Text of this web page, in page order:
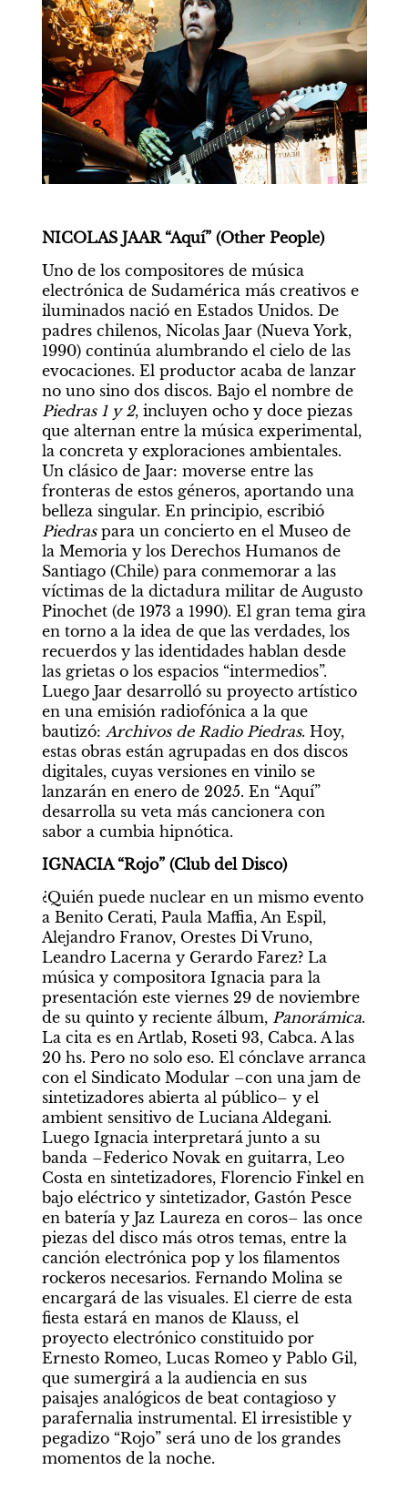
NICOLAS JAAR “Aquí” (Other People)
Uno de los compositores de música
electrónica de Sudamérica más creativos e
iluminados nació en Estados Unidos. De
padres chilenos, Nicolas Jaar (Nueva York,
1990) continúa alumbrando el cielo de las
evocaciones. El productor acaba de lanzar
no uno sino dos discos. Bajo el nombre de
Piedras 1 y 2, incluyen ocho y doce piezas
que alternan entre la música experimental,
la concreta y exploraciones ambientales.
Un clásico de Jaar: moverse entre las
fronteras de estos géneros, aportando una
belleza singular. En principio, escribió
Piedras para un concierto en el Museo de
la Memoria y los Derechos Humanos de
Santiago (Chile) para conmemorar a las
víctimas de la dictadura militar de Augusto
Pinochet (de 1973 a 1990). El gran tema gira
en torno a la idea de que las verdades, los
recuerdos y las identidades hablan desde
las grietas o los espacios “intermedios”.
Luego Jaar desarrolló su proyecto artístico
en una emisión radiofónica a la que
bautizó: Archivos de Radio Piedras. Hoy,
estas obras están agrupadas en dos discos
digitales, cuyas versiones en vinilo se
lanzarán en enero de 2025. En “Aquí”
desarrolla su veta más cancionera con
sabor a cumbia hipnótica.
IGNACIA “Rojo” (Club del Disco)
¿Quién puede nuclear en un mismo evento
a Benito Cerati, Paula Maffia, An Espil,
Alejandro Franov, Orestes Di Vruno,
Leandro Lacerna y Gerardo Farez? La
música y compositora Ignacia para la
presentación este viernes 29 de noviembre
de su quinto y reciente álbum, Panorámica.
La cita es en Artlab, Roseti 93, Cabca. A las
20 hs. Pero no solo eso. El cónclave arranca
con el Sindicato Modular –con una jam de
sintetizadores abierta al público– y el
ambient sensitivo de Luciana Aldegani.
Luego Ignacia interpretará junto a su
banda –Federico Novak en guitarra, Leo
Costa en sintetizadores, Florencio Finkel en
bajo eléctrico y sintetizador, Gastón Pesce
en batería y Jaz Laureza en coros– las once
piezas del disco más otros temas, entre la
canción electrónica pop y los filamentos
rockeros necesarios. Fernando Molina se
encargará de las visuales. El cierre de esta
fiesta estará en manos de Klauss, el
proyecto electrónico constituido por
Ernesto Romeo, Lucas Romeo y Pablo Gil,
que sumergirá a la audiencia en sus
paisajes analógicos de beat contagioso y
parafernalia instrumental. El irresistible y
pegadizo “Rojo” será uno de los grandes
momentos de la noche.